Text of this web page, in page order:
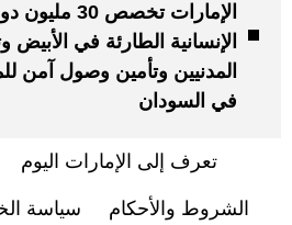
الإمارات
الإنسانية الطارئة في الأبيض
المدنيين وتأمين وصول آمن
في السودان
تعرف إلى الإمارات اليوم
الشروط والأحكام سياسة